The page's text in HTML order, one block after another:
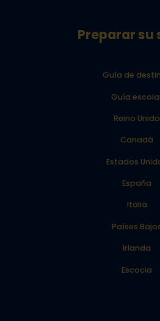
Preparar su
Guía de
Guía
Reino Unido
Canadá
Estados
España
Italia
Países
Irlanda
Escocia